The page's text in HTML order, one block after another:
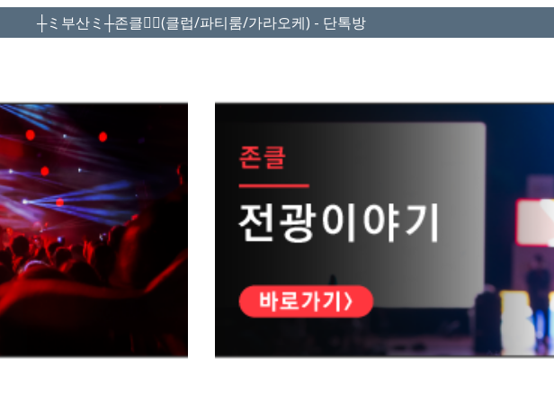
┼ミ부산ミ┼존클❤️‍🔥(클럽/파티룸/가라오케) - 단톡방